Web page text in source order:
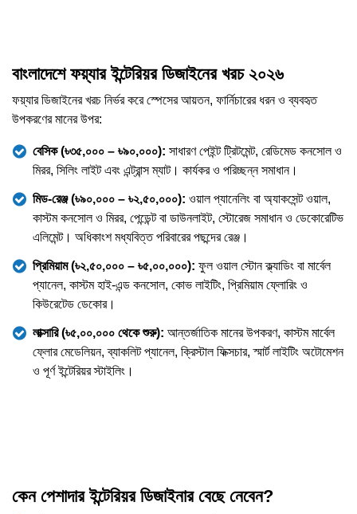
বাংলাদেশে ফয়্যার ইন্টেরিয়র ডিজাইনের খরচ ২০২৬
ফয়্যার ডিজাইনের খরচ নির্ভর করে স্পেসের আয়তন, ফার্নিচারের ধরন ও ব্যবহৃত
উপকরণের মানের উপর:
বেসিক (৳৩৫,০০০ – ৳৯০,০০০): সাধারণ পেইন্ট ট্রিটমেন্ট, রেডিমেড কনসোল ও
মিরর, সিলিং লাইট এবং এন্ট্রান্স ম্যাট। কার্যকর ও পরিচ্ছন্ন সমাধান।
মিড-রেঞ্জ (৳৯০,০০০ – ৳২,৫০,০০০): ওয়াল প্যানেলিং বা অ্যাকসেন্ট ওয়াল,
কাস্টম কনসোল ও মিরর, পেন্ডেন্ট বা ডাউনলাইট, স্টোরেজ সমাধান ও ডেকোরেটিভ
এলিমেন্ট। অধিকাংশ মধ্যবিত্ত পরিবারের পছন্দের রেঞ্জ।
প্রিমিয়াম (৳২,৫০,০০০ – ৳৫,০০,০০০): ফুল ওয়াল স্টোন ক্ল্যাডিং বা মার্বেল
প্যানেল, কাস্টম হাই-এন্ড কনসোল, কোভ লাইটিং, প্রিমিয়াম ফ্লোরিং ও
কিউরেটেড ডেকোর।
লাক্সারি (৳৫,০০,০০০ থেকে শুরু): আন্তর্জাতিক মানের উপকরণ, কাস্টম মার্বেল
ফ্লোর মেডেলিয়ন, ব্যাকলিট প্যানেল, ক্রিস্টাল ফিক্সচার, স্মার্ট লাইটিং অটোমেশন
ও পূর্ণ ইন্টেরিয়র স্টাইলিং।
কেন পেশাদার ইন্টেরিয়র ডিজাইনার বেছে নেবেন?